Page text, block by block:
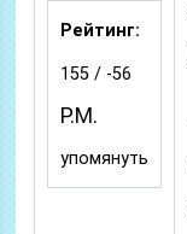
Рейтинг:
155 / -56
P.M.
упомянуть